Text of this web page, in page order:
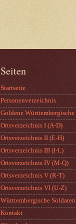
Seiten
Startseite
Personenverzeichnis
Goldene
Ortsverzeichnis I (A-D)
Ortsverzeichnis II (E-H)
Ortsverzeichnis III (I-L)
Ortsverzeichnis IV (M-Q)
Ortsverzeichnis V (R-T)
Ortsverzeichnis VI (U-Z)
Württembergische
Kontakt